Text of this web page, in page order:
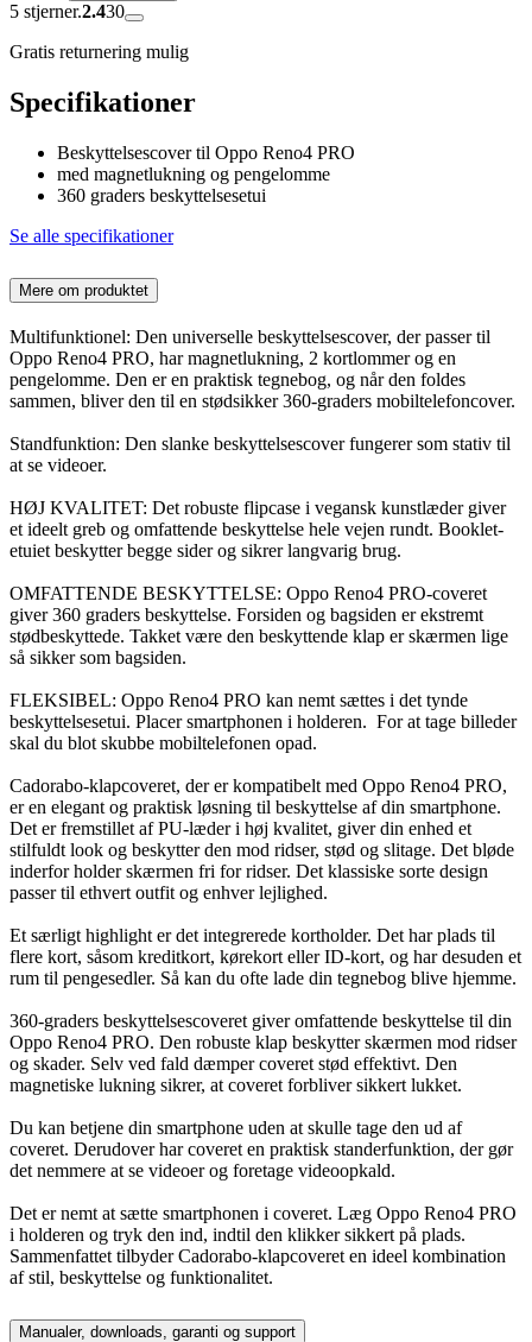
5 stjerner.2.430
Gratis returnering mulig
Specifikationer
Beskyttelsescover til Oppo Reno4 PRO
med magnetlukning og pengelomme
360 graders beskyttelsesetui
Se alle specifikationer
Mere om produktet
Multifunktionel: Den universelle beskyttelsescover, der passer til
Oppo Reno4 PRO, har magnetlukning, 2 kortlommer og en
pengelomme. Den er en praktisk tegnebog, og når den foldes
sammen, bliver den til en stødsikker 360-graders mobiltelefoncover.
Standfunktion: Den slanke beskyttelsescover fungerer som stativ til
at se videoer.
HØJ KVALITET: Det robuste flipcase i vegansk kunstlæder giver
et ideelt greb og omfattende beskyttelse hele vejen rundt. Booklet-
etuiet beskytter begge sider og sikrer langvarig brug.
OMFATTENDE BESKYTTELSE: Oppo Reno4 PRO-coveret
giver 360 graders beskyttelse. Forsiden og bagsiden er ekstremt
stødbeskyttede. Takket være den beskyttende klap er skærmen lige
så sikker som bagsiden.
FLEKSIBEL: Oppo Reno4 PRO kan nemt sættes i det tynde
beskyttelsesetui. Placer smartphonen i holderen. For at tage billeder
skal du blot skubbe mobiltelefonen opad.
Cadorabo-klapcoveret, der er kompatibelt med Oppo Reno4 PRO,
er en elegant og praktisk løsning til beskyttelse af din smartphone.
Det er fremstillet af PU-læder i høj kvalitet, giver din enhed et
stilfuldt look og beskytter den mod ridser, stød og slitage. Det bløde
inderfor holder skærmen fri for ridser. Det klassiske sorte design
passer til ethvert outfit og enhver lejlighed.
Et særligt highlight er det integrerede kortholder. Det har plads til
flere kort, såsom kreditkort, kørekort eller ID-kort, og har desuden et
rum til pengesedler. Så kan du ofte lade din tegnebog blive hjemme.
360-graders beskyttelsescoveret giver omfattende beskyttelse til din
Oppo Reno4 PRO. Den robuste klap beskytter skærmen mod ridser
og skader. Selv ved fald dæmper coveret stød effektivt. Den
magnetiske lukning sikrer, at coveret forbliver sikkert lukket.
Du kan betjene din smartphone uden at skulle tage den ud af
coveret. Derudover har coveret en praktisk standerfunktion, der gør
det nemmere at se videoer og foretage videoopkald.
Det er nemt at sætte smartphonen i coveret. Læg Oppo Reno4 PRO
i holderen og tryk den ind, indtil den klikker sikkert på plads.
Sammenfattet tilbyder Cadorabo-klapcoveret en ideel kombination
af stil, beskyttelse og funktionalitet.
Manualer, downloads, garanti og support